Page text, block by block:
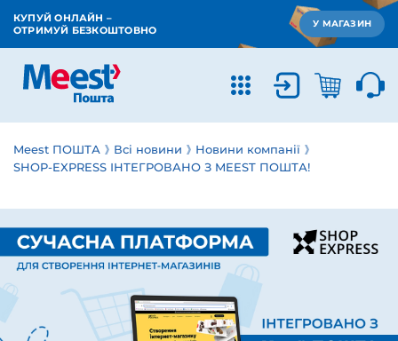
КУПУЙ ОНЛАЙН –
ОТРИМУЙ БЕЗКОШТОВНО
У МАГАЗИН
Meest ПОШТА Всі новини
Новини компанії
SHOP-EXPRESS ІНТЕГРОВАНО З MEEST ПОШТА!